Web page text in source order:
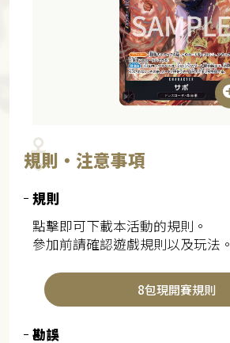
規則・注意事項
規則
點擊即可下載本活動的規則。
參加前請確認遊戲規則以及玩法。
8包現開賽規則
勘誤